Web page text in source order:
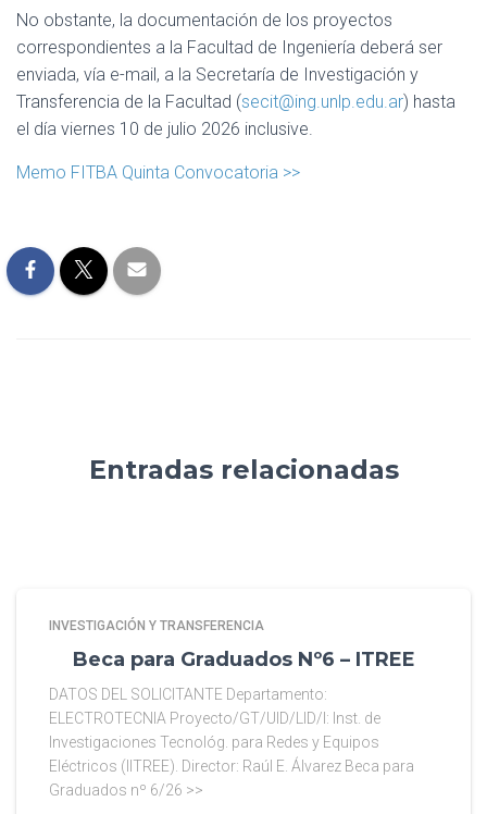
No obstante, la documentación de los proyectos
correspondientes a la Facultad de Ingeniería deberá ser
enviada, vía e-mail, a la Secretaría de Investigación y
Transferencia de la Facultad (secit@ing.unlp.edu.ar) hasta
el día viernes 10 de julio 2026 inclusive.
Memo FITBA Quinta Convocatoria >>
Entradas relacionadas
INVESTIGACIÓN Y TRANSFERENCIA
Beca para Graduados Nº6 – ITREE
DATOS DEL SOLICITANTE Departamento:
ELECTROTECNIA Proyecto/GT/UID/LID/I: Inst. de
Investigaciones Tecnológ. para Redes y Equipos
Eléctricos (IITREE). Director: Raúl E. Álvarez Beca para
Graduados nº 6/26 >>